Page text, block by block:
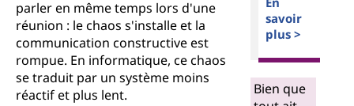
parler en même temps lors d'une
réunion : le chaos s'installe et la
communication constructive est
rompue. En informatique, ce chaos
se traduit par un système moins
réactif et plus lent.
savoir
plus >
Bien que